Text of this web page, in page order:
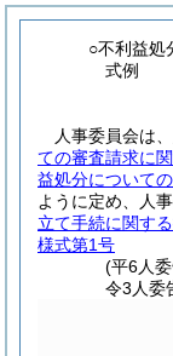
○不利益処
式例
人事委員会は
ての審査請求に
益処分について
ように定め、人
立て手続に関す
様式第1号
(平6人
令3人委